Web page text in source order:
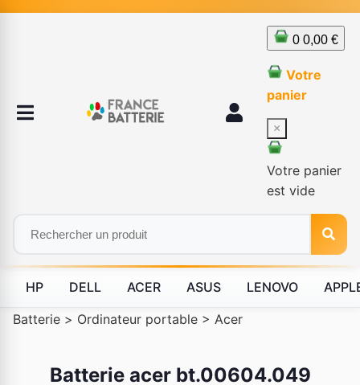
0 0,00 €
Votre
panier
×
Votre panier
est vide
HP DELL ACER ASUS LENOVO
Batterie > Ordinateur portable > Acer
Batterie acer bt.00604.049